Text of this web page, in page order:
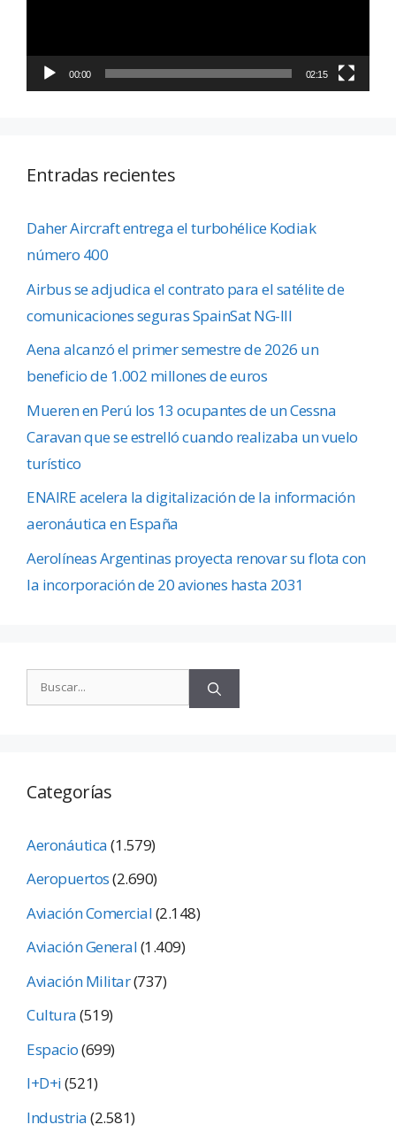
00:00 02:15
Entradas recientes
Daher Aircraft entrega el turbohélice Kodiak
número 400
Airbus se adjudica el contrato para el satélite de
comunicaciones seguras SpainSat NG-III
Aena alcanzó el primer semestre de 2026 un
beneficio de 1.002 millones de euros
Mueren en Perú los 13 ocupantes de un Cessna
Caravan que se estrelló cuando realizaba un vuelo
turístico
ENAIRE acelera la digitalización de la información
aeronáutica en España
Aerolíneas Argentinas proyecta renovar su flota con
la incorporación de 20 aviones hasta 2031
Categorías
Aeronáutica(1.579)
Aeropuertos(2.690)
Aviación Comercial(2.148)
Aviación General(1.409)
Aviación Militar(737)
Cultura(519)
Espacio(699)
I+D+i(521)
Industria(2.581)